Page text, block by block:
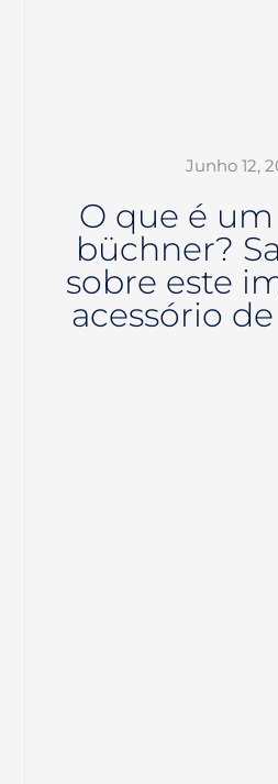
Junho 12,
O que é
büchner?
sobre este
acessório